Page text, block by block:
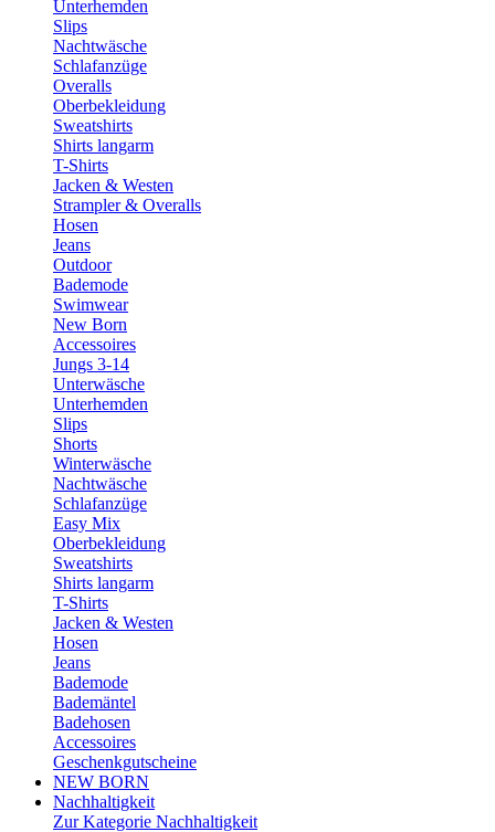
Unterhemden
Slips
Nachtwäsche
Schlafanzüge
Overalls
Oberbekleidung
Sweatshirts
Shirts langarm
T-Shirts
Jacken & Westen
Strampler & Overalls
Hosen
Jeans
Outdoor
Bademode
Swimwear
New Born
Accessoires
Jungs 3-14
Unterwäsche
Unterhemden
Slips
Shorts
Winterwäsche
Nachtwäsche
Schlafanzüge
Easy Mix
Oberbekleidung
Sweatshirts
Shirts langarm
T-Shirts
Jacken & Westen
Hosen
Jeans
Bademode
Bademäntel
Badehosen
Accessoires
Geschenkgutscheine
NEW BORN
Nachhaltigkeit
Zur Kategorie Nachhaltigkeit